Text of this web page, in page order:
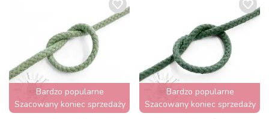
Bardzo popularne
Szacowany koniec sprzedaży
Bardzo popularne
Szacowany koniec sprzedaży